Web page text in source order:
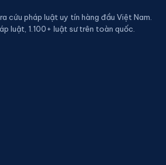
cứu pháp luật uy tín hàng đầu Việt Nam.
luật, 1.100+ luật sư trên toàn quốc.